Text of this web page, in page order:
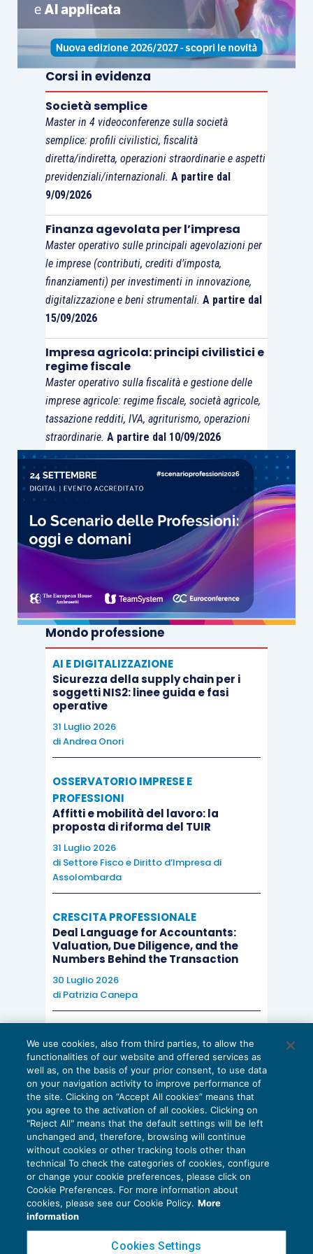
comprensiva delle spese
sostenute dal dipendente per:
il consumo di energia elettrica per
l’utilizzo di un computer e di una
lampada;
l’utilizzo dei servizi igienici
materiale di consumo);
l’accensione del riscaldamento nel
La società istante ha poi rappresentato che:
i costi diretti legati al luogo di
svolgimento della prestazione
carico dipendente;
non si considereranno le spese di vitto, i
costi per la climatizzazione estiva, i
costi per la rete internet e i costi fissi
per l’allaccio alla rete elettrica
Inoltre, nell’istanza di interpello la società istante
ha sottolineato che l’importo del rimborso
è in realtà
inferiore rispetto al risultato relativo al costo
giornaliero stimato(pari a 0,5135 euro) e a
risparmiato dalla società(pari a 0,5105
euro).
In un siffatto contesto, ad avviso dell’Agenzia
su base giornaliera come sopra determinata,
risulta essere idonea ad essere configurata
come spesa sostenuta nell’esclusivo interesse
del datore di lavoro in quanto oggettivamente
determinabile su base documentalee con ciò
esclusa dal novero dei redditi di lavoro
dipendenteexarticolo 51 Tuir
Corsi in evidenza
Società semplice
Master in 4 videoconferenze sulla società
semplice: profili civilistici, fiscalità
diretta/indiretta, operazioni straordinarie e aspetti
previdenziali/internazionali. A partire dal
9/09/2026
Finanza agevolata per l’impresa
Master operativo sulle principali agevolazioni per
le imprese (contributi, crediti d’imposta,
finanziamenti) per investimenti in innovazione,
digitalizzazione e beni strumentali. A partire dal
15/09/2026
Impresa agricola: principi civilistici e
regime fiscale
Master operativo sulla fiscalità e gestione delle
imprese agricole: regime fiscale, società agricole,
tassazione redditi, IVA, agriturismo, operazioni
straordinarie. A partire dal 10/09/2026
Mondo professione
AI E DIGITALIZZAZIONE
Sicurezza della supply chain per i
soggetti NIS2: linee guida e fasi
operative
31 Luglio 2026
diAndrea Onori
OSSERVATORIO IMPRESE E
PROFESSIONI
Affitti e mobilità del lavoro: la
proposta di riforma del TUIR
31 Luglio 2026
di Settore Fisco e Diritto d’Impresa di
Assolombarda
CRESCITA PROFESSIONALE
Deal Language for Accountants:
Valuation, Due Diligence, and the
Numbers Behind the Transaction
30 Luglio 2026
di Patrizia Canepa
EU AI Act e studi professionali: le
scadenze concrete
27 Luglio 2026
di Diego BarberieStefano Dovier
Privacy Policy
Cookie Policy
We use cookies, also from third parties, to allow the
functionalities of our website and offered services as
well as, on the basis of your prior consent, to use data
on your navigation activity to improve performance of
the site. Clicking on “Accept All cookies” means that
you agree to the activation of all cookies. Clicking on
"Reject All" means that the default settings will be left
unchanged and, therefore, browsing will continue
without cookies or other tracking tools other than
technical To check the categories of cookies, configure
or change your cookie preferences, please click on
Cookie Preferences. For more information about
cookies, please see our Cookie Policy. More
information
Cookies Settings